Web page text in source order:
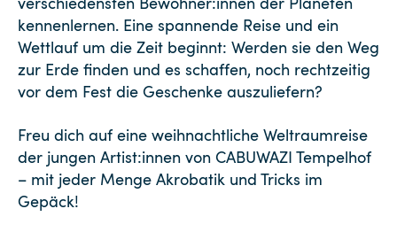
kennenlernen. Eine spannende Reise und ein
Wettlauf um die Zeit beginnt: Werden sie den Weg
zur Erde finden und es schaffen, noch rechtzeitig
vor dem Fest die Geschenke auszuliefern?
Freu dich auf eine weihnachtliche Weltraumreise
der jungen Artist:innen von CABUWAZI Tempelhof
– mit jeder Menge Akrobatik und Tricks im
Gepäck!